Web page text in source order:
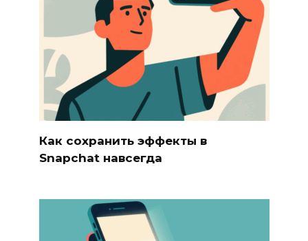
Как сохранить эффекты в
Snapchat навсегда